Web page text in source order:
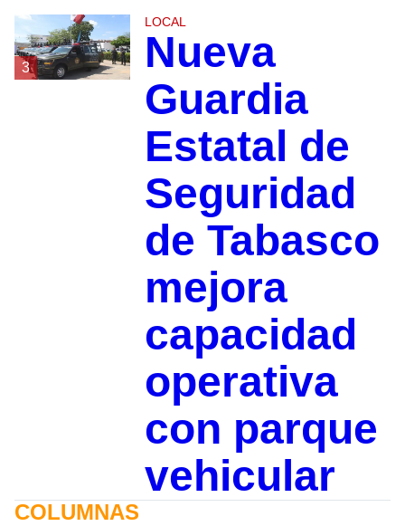
3
LOCAL
Nueva
Guardia
Estatal de
Seguridad
de Tabasco
mejora
capacidad
operativa
con parque
vehicular
COLUMNAS